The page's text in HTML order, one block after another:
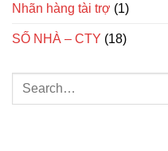
Nhãn hàng tài trợ (1)
SỐ NHÀ – CTY (18)